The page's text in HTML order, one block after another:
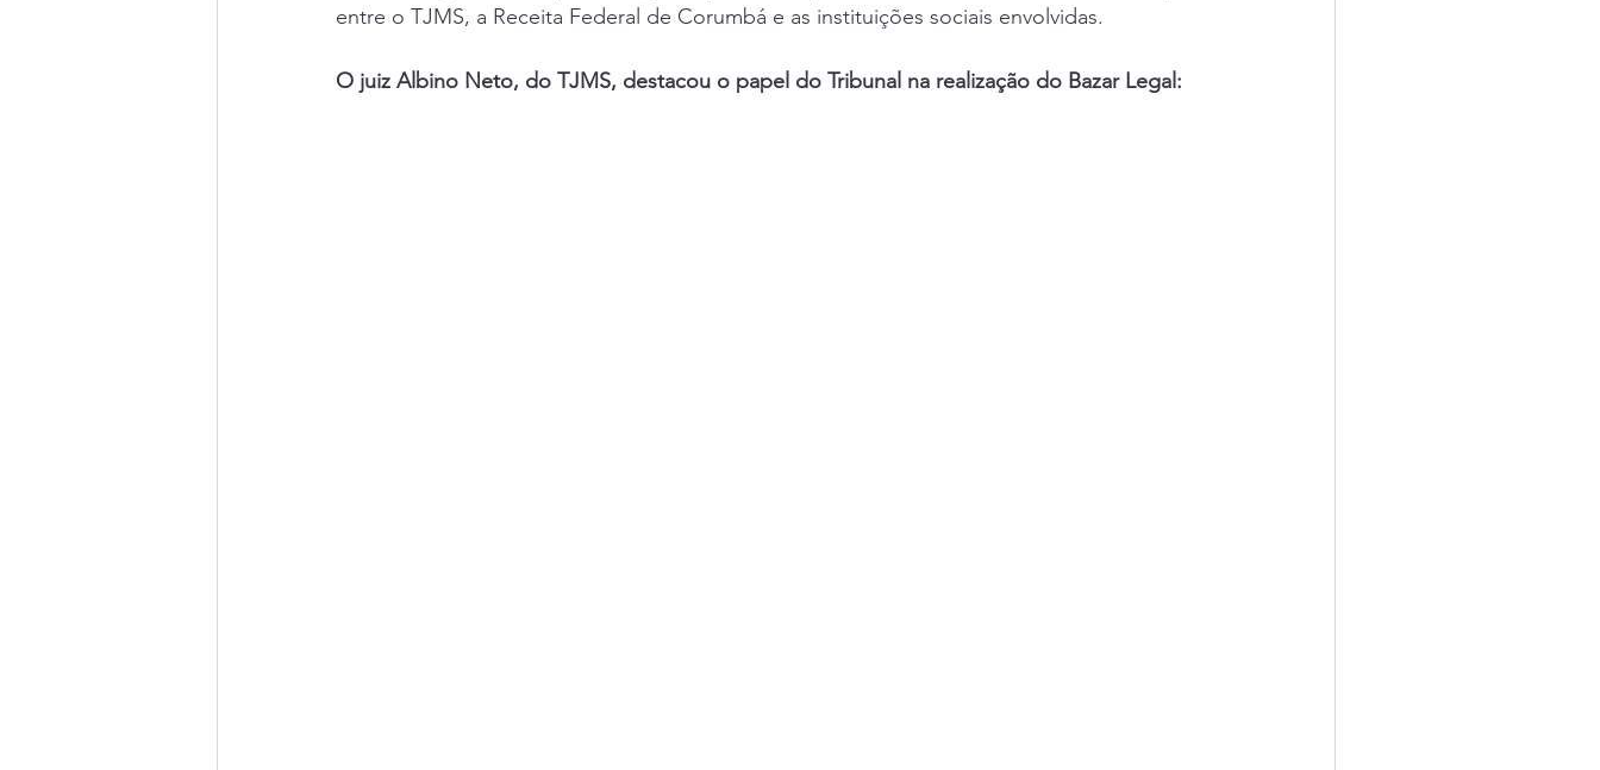
entre o TJMS, a Receita Federal de Corumbá e as instituições sociais envolvidas.
O juiz Albino Neto, do TJMS, destacou o papel do Tribunal na realização do Bazar Legal: